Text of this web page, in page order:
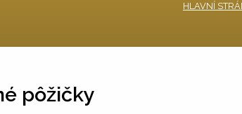
HLAVNÍ
pôžičky